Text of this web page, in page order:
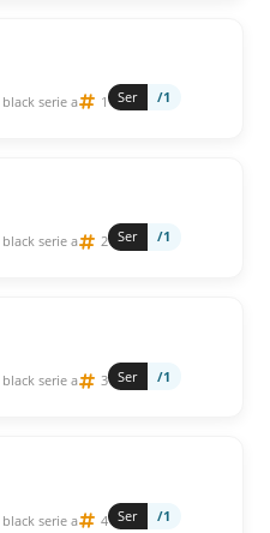
black serie a 1 Ser /1
black serie a 2 Ser /1
black serie a 3 Ser /1
black serie a 4 Ser /1